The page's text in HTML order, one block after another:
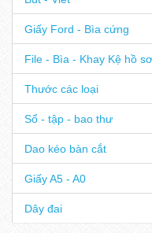
Bút - Viết
Giấy Ford - Bìa cứng
File - Bìa - Khay Kệ hồ sơ
Thước các loại
Sổ - tập - bao thư
Dao kéo bàn cắt
Giấy A5 - A0
Dây đai